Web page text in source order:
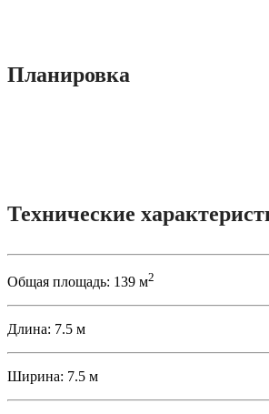
Планировка
Технические
Общая площадь: 139 м2
Длина: 7.5 м
Ширина: 7.5 м